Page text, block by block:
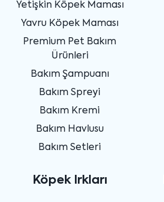
Yetişkin Köpek Maması
Yavru Köpek Maması
Premium Pet Bakım
Ürünleri
Bakım Şampuanı
Bakım Spreyi
Bakım Kremi
Bakım Havlusu
Bakım Setleri
Köpek Irkları